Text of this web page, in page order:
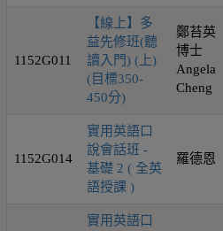
1152G011
【線上】多
益先修班(聽
讀入門) (上)
(目標350-
450分)
鄭苔英
博士
Angela
Cheng
1152G014
實用英語口
說會話班 -
基礎 2 ( 全英
語授課 )
羅德恩
實用英語口